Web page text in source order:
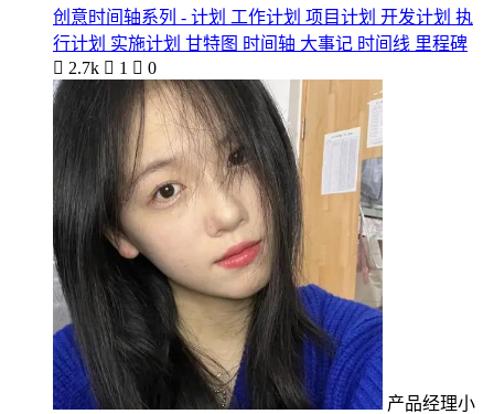
创意时间轴系列 - 计划 工作计划 项目计划 开发计划 执
行计划 实施计划 甘特图 时间轴 大事记 时间线 里程碑
 2.7k  1  0
产品经理小